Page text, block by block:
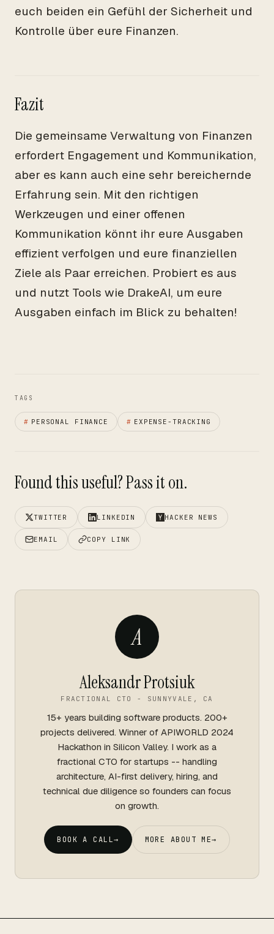
euch beiden ein Gefühl der Sicherheit und
Kontrolle über eure Finanzen.
Fazit
Die gemeinsame Verwaltung von Finanzen
erfordert Engagement und Kommunikation,
aber es kann auch eine sehr bereichernde
Erfahrung sein. Mit den richtigen
Werkzeugen und einer offenen
Kommunikation könnt ihr eure Ausgaben
effizient verfolgen und eure finanziellen
Ziele als Paar erreichen. Probiert es aus
und nutzt Tools wie DrakeAI, um eure
Ausgaben einfach im Blick zu behalten!
TAGS
# PERSONAL FINANCE # EXPENSE-TRACKING
Found this useful? Pass it on.
TWITTER LINKEDIN HACKER NEWS
EMAIL COPY LINK
A
Aleksandr Protsiuk
FRACTIONAL CTO - SUNNYVALE, CA
15+ years building software products. 200+
projects delivered. Winner of APIWORLD 2024
Hackathon in Silicon Valley. I work as a
fractional CTO for startups -- handling
architecture, AI-first delivery, hiring, and
technical due diligence so founders can focus
on growth.
BOOK A CALL→ MORE ABOUT ME→